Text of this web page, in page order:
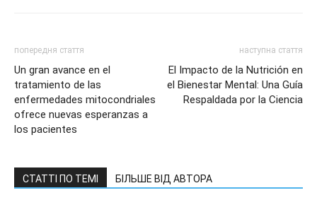
попередня стаття
Un gran avance en el
tratamiento de las
enfermedades mitocondriales
ofrece nuevas esperanzas a
los pacientes
наступна стаття
El Impacto de la Nutrición en
el Bienestar Mental: Una Guía
Respaldada por la Ciencia
СТАТТІ ПО ТЕМІ БІЛЬШЕ ВІД АВТОРА